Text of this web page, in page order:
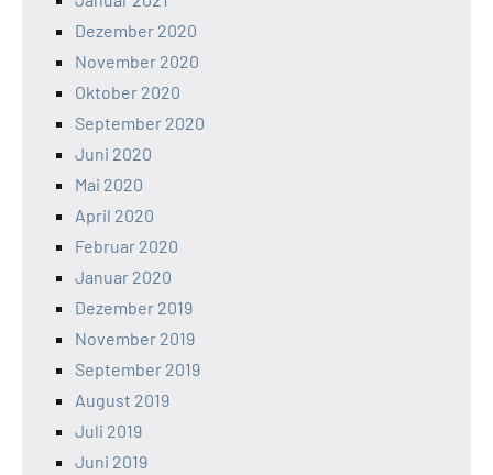
Dezember 2020
November 2020
Oktober 2020
September 2020
Juni 2020
Mai 2020
April 2020
Februar 2020
Januar 2020
Dezember 2019
November 2019
September 2019
August 2019
Juli 2019
Juni 2019